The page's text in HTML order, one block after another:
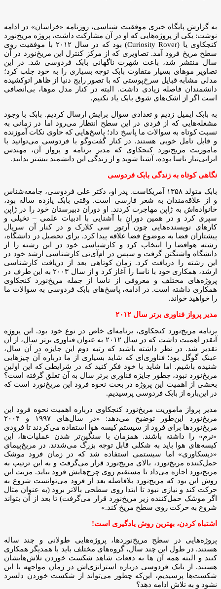
به گزارش پایگاه خبری موفقیت شناسی، روزنامه «خراسان» در ادامه
نوشت: یکی از پروژه‌هایی که او در آن مشارکت داشت، پروژه مریخ‌نورد
کنجکاوی یا (Curiosity Rover) بود که در سال ۲۰۱۲ با موفقیت روی
سطح مریخ فرود آمد. تصاویری که از مرکز کنترل این مریخ‌نورد در آن
سال منتشر شد، باعث شهرت ناگهانی بابک فردوسی شد. در این
تصاویر موهای بسیار متفاوت بابک توجه بسیاری را به خود جلب کرد؛
مدلی مشابه قبایل سرخ‌پوستی که با تصور رایج دنیا از ظاهر اتوکشیده
دانشمندان فاصله زیادی داشت. البته در کنار مدل موها، بی‌انصافی
است اگر از اشک‌های شوق بابک یاد نکنیم.
به بابک ایمیل زدیم و تعدادی سوال برایش ارسال کردیم. بابک با وجود
مشغله‌هایی که از فردی در این سطح انتظار می‌رود اما در زمانی به
نسبت کوتاه به سوالات ما پاسخ داد؛ پاسخ‌هایی که حاوی نکات آموزنده
و قابل تامل خوبی هستند. در کنار گفت‌وگو با فردوسی می‌توانید با
ماموریت مریخ‌نورد کنجکاوی که مدیر برنامه و پرواز آن، مهندس
ایرانی‌تبار ناسا بوده، آشنا شوید و از زندگی این دانشمند بیشتر بدانید.
نگاهی کوتاه به زندگی بابک فردوسی
بابک متولد ۱۳۵۸ آمریکاست. پدر او، دکتر علی فردوسی، جامعه‌شناس
و از علاقه‌مندان به شعر فارسی است. وقتی بابک یازده ساله بود،
خانواده‌اش به ژاپن مهاجرت کردند. او دوران دبیرستان خود را در ژاپن
سپری کرد و در همین دوران با آشنایی با ادبیات علمی – تخیلی و
کارهای نویسنده‌هایی چون آرتور سی کلارک و در کنار آن سریال
پیشتازان فضا به موضوع فضا علاقه پیدا کرد. برای تحصیل در دانشگاه،
رشته هوافضا را انتخاب کرد و کارشناسی خود در این رشته را از
دانشگاه واشنگتن گرفت و سپس در ام‌آی‌تی کارشناسی ارشد خود در
این رشته را دریافت کرد. زمان کوتاهی بعد از دریافت کارشناسی
ارشد، همکاری خود با ناسا را آغاز کرد و از سال ۲۰۰۳ به این طرف در
پروژه‌های مختلف و معروفی از ناسا از جمله مریخ‌نورد کنجکاوی
همکاری داشته است. در ادامه، پاسخ‌های بابک فردوسی به سوالات ما
را خواهید خواند.
مدیر پرواز فناوری‌ برتر سال ۲۰۱۲
برنامه مریخ‌نورد کنجکاوی، برنامه‌ای خاص در نوع خود بود. این پروژه
آنقدر اهمیت داشت که در سال ۲۰۱۲ به عنوان فناوری برتر سال، از آن
تقدیر شد. در نظر داشته باشید که رتبه دوم این جایزه در آن سال،
عینک گوگل بود؛ فناوری‌ای که شاید بسیاری از ما درباره آن چیزهایی
شنیده باشیم. اما شاید با خود فکر کنید که در شرایطی که این اولین
مریخ‌نورد نبود، چطور جایزه فناوری برتر سال به آن تعلق گرفته است؟
بخشی از اهمیت این پروژه در بحث نحوه فرود این مریخ‌نورد است که
در این‌باره از بابک فردوسی پرسیدیم.
مدیر پرواز ماموریت مریخ‌نورد کنجکاوی درباره اهمیت نحوه فرود این
مریخ‌نورد این‌طور توضیح می‌دهد: «در سال‌های ۱۹۹۷ و ۲۰۰۴
مریخ‌نوردها برای فرود از سیستم کیسه هوا استفاده می‌کردند تا فرودی
«نرم» را داشته باشند. همزمان با سنگین‌تر شدن عملیات‌ها، این
کیسه‌های هوا باید به شکلی قابل توجه بزرگ می‌شدند. در مریخ‌پیمای
«دیسکاوری» اما سیستمی استفاده شد که در زمان فرود موشک
حمل‌کننده مریخ‌نورد، بالای مریخ‌نورد قرار می‌گرفت و به این ترتیب به
مریخ‌نورد اجازه می‌داد تا مستقیم روی چرخ‌هایش فرود بیاید. مزیت این
روش این بود که مریخ‌نورد بلافاصله بعد از فرود می‌توانست شروع به
حرکت کند و نیازی نبود تا ابتدا روی سطحی بالاتر برود (به عنوان مثال
اگر موشک حمل‌کننده زیر مریخ‌نورد قرار می‌گرفت) تا بعد از آن بتواند
شروع به حرکت روی سطح مریخ کند.»
اشتباه کردن، بهترین روش یادگیری است!
پروژه‌هایی در سطح مریخ‌نوردها، پروژه‌هایی طولانی و چند ساله
هستند. در طول این چند سال، گروه‌های مختلف باید با همدیگر همکاری
کنند و البته همه‌ آن ها به دفعات شاهد شکست خوردن تلاش‌هایشان
هستند. از بابک فردوسی درباره استراتژی‌اش در زمان مواجهه با این
شکست‌ها پرسیدیم، این‌که چطور می‌تواند از شکست خوردن دلسرد
نشود و به تلاش ادامه دهد؟